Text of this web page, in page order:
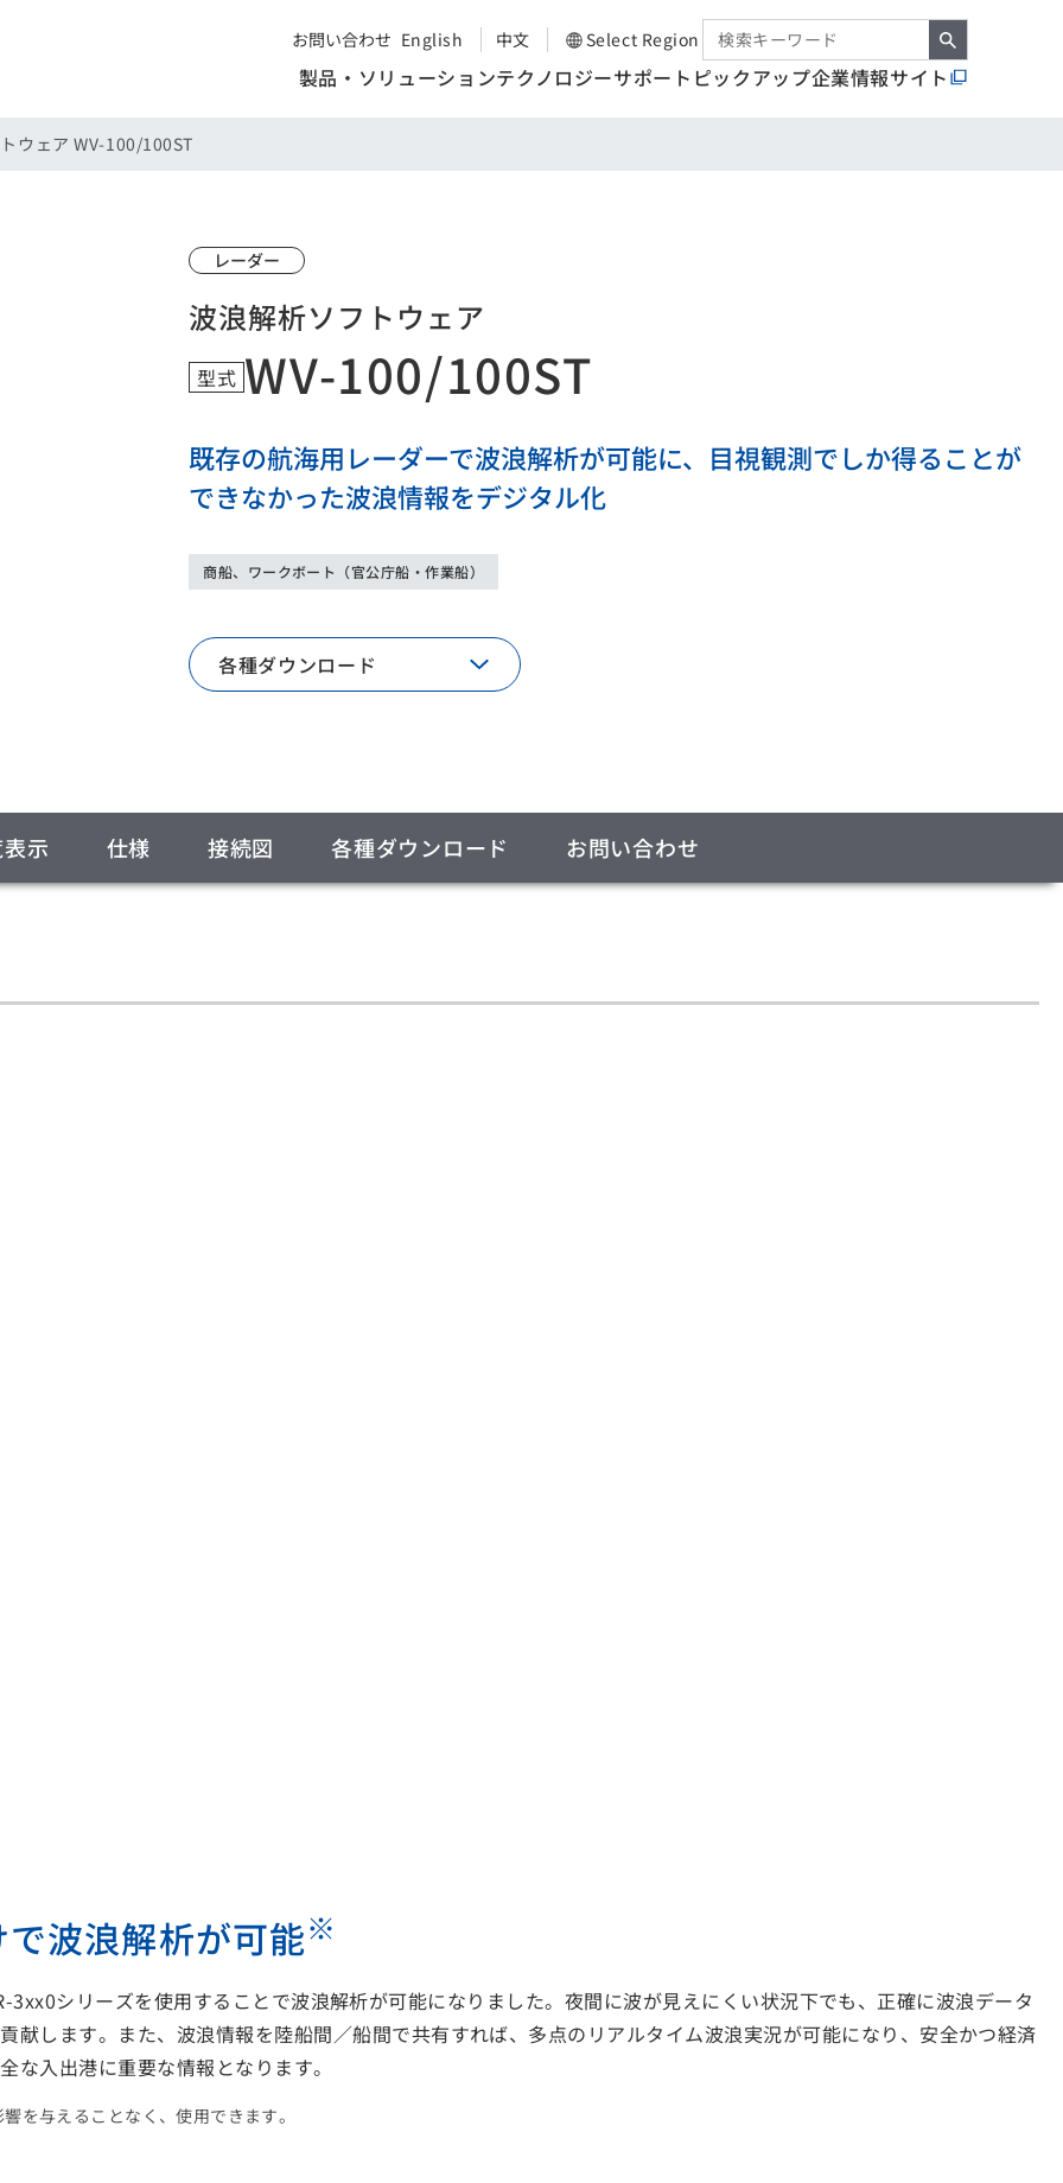
お問い合わせ English 中文 Select Region
製品・ソリューションテクノロジーサポート ピックアップ企業情報サイト
ウェア WV-100/100ST
レーダー
波浪解析ソフトウェア
型式 WV-100/100ST
既存の航海用レーダーで波浪解析が可能に、目視観測でしか得ることが
できなかった波浪情報をデジタル化
商船、ワークボート（官公庁船・作業船）
各種ダウンロード
示 仕様 接続図 各種ダウンロード お問い合わせ
波浪解析が可能※
シリーズを使用することで波浪解析が可能になりました。夜間に波が見えにくい状況下でも、正確に波浪データ
献します。また、波浪情報を陸船間／船間で共有すれば、多点のリアルタイム波浪実況が可能になり、安全かつ経済
入出港に重要な情報となります。
を与えることなく、使用できます。